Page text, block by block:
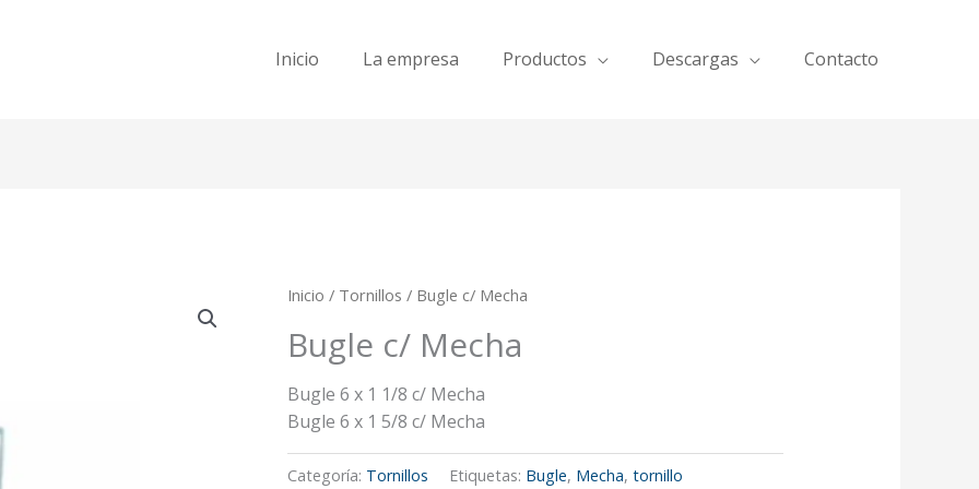
Inicio La empresa Productos Descargas Contacto
Inicio / Tornillos / Bugle c/ Mecha
Bugle c/ Mecha
Bugle 6 x 1 1/8 c/ Mecha
Bugle 6 x 1 5/8 c/ Mecha
Categoría: Tornillos Etiquetas: Bugle, Mecha,tornillo